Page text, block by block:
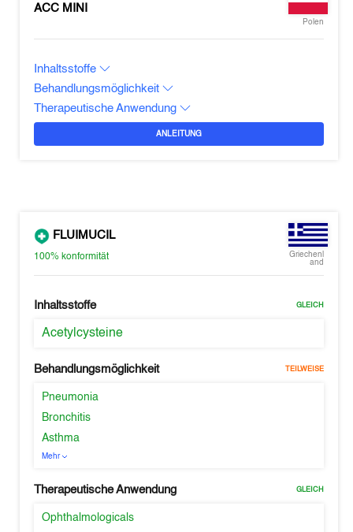
ACC MINI
Polen
Inhaltsstoffe
Behandlungsmöglichkeit
Therapeutische Anwendung
ANLEITUNG
FLUIMUCIL
100% konformität
Griechenl
and
Inhaltsstoffe GLEICH
Acetylcysteine
Behandlungsmöglichkeit TEILWEISE
Pneumonia
Bronchitis
Asthma
Mehr
Therapeutische Anwendung GLEICH
Ophthalmologicals